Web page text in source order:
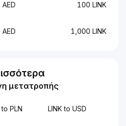
100 LINK
1,000 LINK
μετατροπής
to PLN LINK to USD